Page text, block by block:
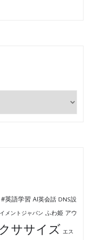
#英語学習 AI英会話 DNS設
メントジャパン ふわ姫 アウ
ササイズ エス